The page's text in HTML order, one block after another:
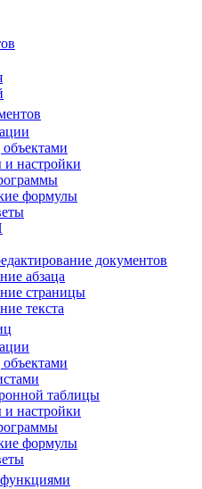
настройки
формулы
документов
абзаца
страницы
текста
таблицы
настройки
формулы
функциями